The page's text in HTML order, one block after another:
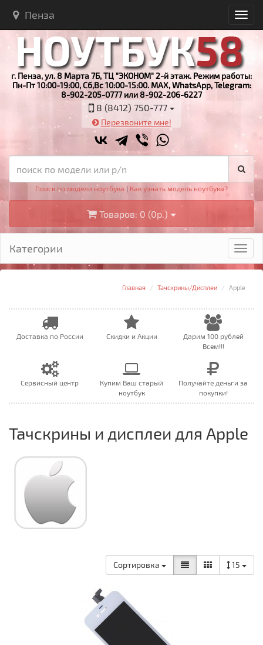
Пенза
г. Пенза, ул. 8 Марта 7Б, ТЦ "ЭКОНОМ" 2-й этаж. Режим работы:
Пн-Пт 10:00-19:00, Сб,Вс 10:00-15:00. MAX, WhatsApp, Telegram:
8-902-205-0777 или 8-902-206-6227
8 (8412) 750-777
Перезвоните мне!
Поиск по модели ноутбука | Как узнать модель ноутбука?
Товаров: 0 (0р.)
Категории
Главная Тачскрины/Дисплеи Apple
Доставка по России Скидки и Акции
Дарим 100 рублей
Всем!!!
Сервисный центр
Купим Ваш старый
ноутбук
Получайте деньги за
покупки!
Тачскрины и дисплеи для Apple
Сортировка 15